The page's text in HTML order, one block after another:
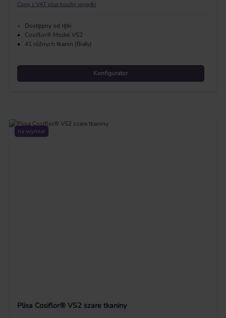
Ceny z VAT plus koszty wysyłki
•
Dostępny od ręki
•
Cosiflor® Model VS2
•
41 różnych tkanin (Biały)
Konfigurator
na wymiar
Plisa Cosiflor® VS2 szare tkaniny